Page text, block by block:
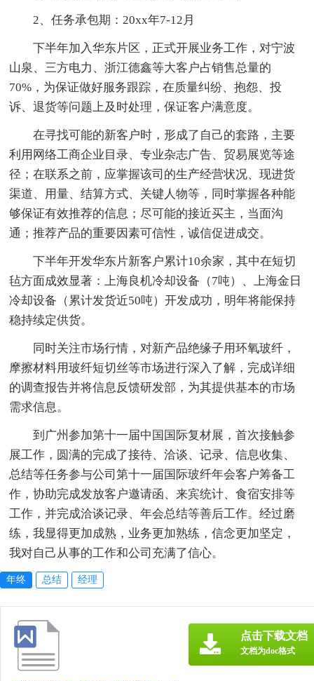
2、任务承包期：20xx年7-12月
下半年加入华东片区，正式开展业务工作，对宁波
山泉、三方电力、浙江德鑫等大客户占销售总量的
70%，为保证做好服务跟踪，在质量纠纷、抱怨、投
诉、退货等问题上及时处理，保证客户满意度。
在寻找可能的新客户时，形成了自己的套路，主要
利用网络工商企业目录、专业杂志广告、贸易展览等途
径；在联系之前，应掌握该司的生产经营状况、现进货
渠道、用量、结算方式、关键人物等，同时掌握各种能
够保证有效推荐的信息；尽可能的接近买主，当面沟
通；推荐产品的重要因素可信性，诚信促进成交。
下半年开发华东片新客户累计10余家，其中在短切
毡方面成效显著：上海良机冷却设备（7吨）、上海金日
冷却设备（累计发货近50吨）开发成功，明年将能保持
稳持续定供货。
同时关注市场行情，对新产品绝缘子用环氧玻纤，
摩擦材料用玻纤短切丝等市场进行深入了解，完成详细
的调查报告并将信息反馈研发部，为其提供基本的市场
需求信息。
到广州参加第十一届中国国际复材展，首次接触参
展工作，圆满的完成了接待、洽谈、记录、信息收集、
总结等任务参与公司第十一届国际玻纤年会客户筹备工
作，协助完成发放客户邀请函、来宾统计、食宿安排等
工作，并完成洽谈记录、年会总结等善后工作。经过磨
练，我显得更加成熟，业务更加熟练，信念更加坚定，
我对自己从事的工作和公司充满了信心。
年终 总结 经理
点击下载文档
文档为doc格式